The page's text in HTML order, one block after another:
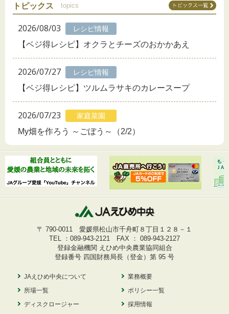
トピックス topics
2026/08/03 レシピ情報
【ベジ得レシピ】オクラとチーズのおかかあえ
2026/07/27 レシピ情報
【ベジ得レシピ】ツルムラサキのカレースープ
2026/07/23 家庭菜園
My畑を作ろう ～ごぼう～（2/2）
〒 790-0011 愛媛県松山市千舟町８丁目１２８－１
TEL ： 089-943-2121
FAX ： 089-943-2127
登録金融機関 えひめ中央農業協同組合
登録番号 四国財務局長（登金）第 95 号
JAえひめ中央について
業務概要
所場一覧
ポリシー一覧
ディスクロージャー
採用情報